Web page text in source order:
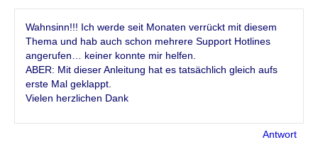
Wahnsinn!!! Ich werde seit Monaten verrückt mit diesem
Thema und hab auch schon mehrere Support Hotlines
angerufen… keiner konnte mir helfen.
ABER: Mit dieser Anleitung hat es tatsächlich gleich aufs
erste Mal geklappt.
Vielen herzlichen Dank
Antwort